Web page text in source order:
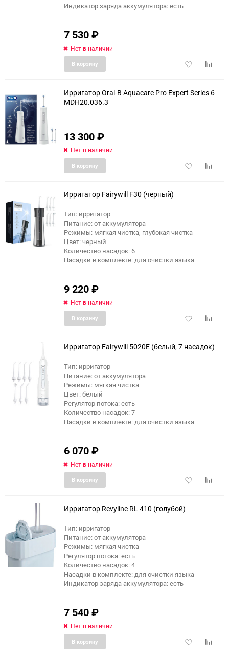
Индикатор заряда аккумулятора: есть
7 530₽
Нет в наличии
Добавить
В корзину
Ирригатор Oral-B Aquacare Pro Expert Series 6
MDH20.036.3
13 300₽
Нет в наличии
Добавить
В корзину
Ирригатор Fairywill F30 (черный)
Тип: ирригатор
Питание: от аккумулятора
Режимы: мягкая чистка, глубокая чистка
Цвет: черный
Количество насадок: 6
Насадки в комплекте: для очистки языка
9 220₽
Нет в наличии
Добавить
В корзину
Ирригатор Fairywill 5020E (белый, 7 насадок)
Тип: ирригатор
Питание: от аккумулятора
Режимы: мягкая чистка
Цвет: белый
Регулятор потока: есть
Количество насадок: 7
Насадки в комплекте: для очистки языка
6 070₽
Нет в наличии
Добавить
В корзину
Ирригатор Revyline RL 410 (голубой)
Тип: ирригатор
Питание: от аккумулятора
Режимы: мягкая чистка
Регулятор потока: есть
Количество насадок: 4
Насадки в комплекте: для очистки языка
Индикатор заряда аккумулятора: есть
7 540₽
Нет в наличии
Добавить
В корзину